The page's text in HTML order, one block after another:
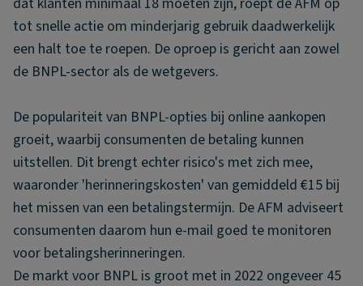
tot snelle actie om minderjarig gebruik daadwerkelijk
een halt toe te roepen. De oproep is gericht aan zowel
de BNPL-sector als de wetgevers.
De populariteit van BNPL-opties bij online aankopen
groeit, waarbij consumenten de betaling kunnen
uitstellen. Dit brengt echter risico's met zich mee,
waaronder 'herinneringskosten' van gemiddeld €15 bij
het missen van een betalingstermijn. De AFM adviseert
consumenten daarom hun e-mail goed te monitoren
voor betalingsherinneringen.
De markt voor BNPL is groot met in 2022 ongeveer 45